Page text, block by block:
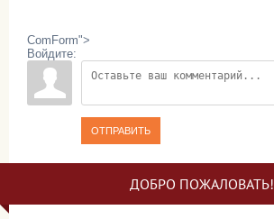
ComForm">
Войдите:
ОТПРАВИТЬ
ДОБРО ПОЖАЛОВАТЬ!